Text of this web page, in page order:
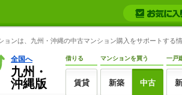
ョンは、九州・沖縄の中古マンション購入をサポートする
全国へ
九州・
沖縄版
借りる
賃貸
マンションを買う
新築 中古
一戸